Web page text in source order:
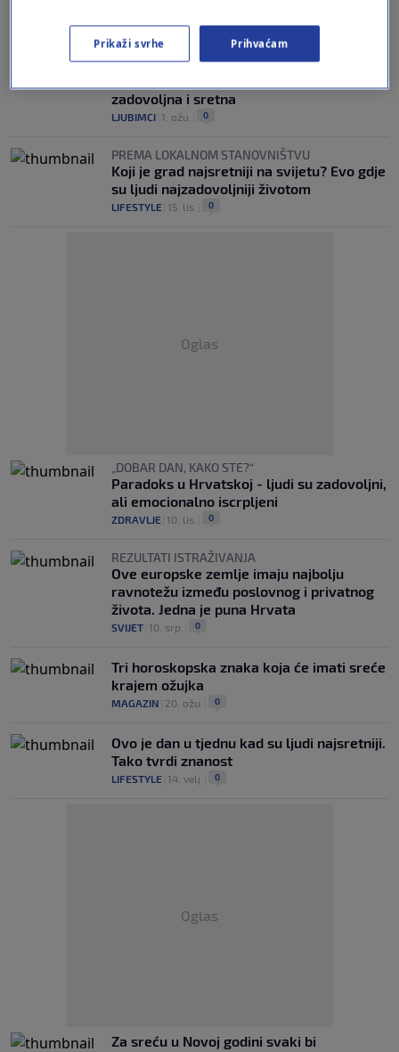
LIFESTYLE|4. svi. | 7
UOBIČAJENI ZNAKOVI
zadovoljna i sretna
LJUBIMCI 1. ožu. 0
PREMA LOKALNOM STANOVNIŠTVU
Koji je grad najsretniji na svijetu? Evo gdje
su ljudi najzadovoljniji životom
LIFESTYLE 15. lis. 0
Oglas
„DOBAR DAN, KAKO STE?“
Paradoks u Hrvatskoj - ljudi su zadovoljni,
ali emocionalno iscrpljeni
ZDRAVLJE 10. lis. 0
REZULTATI ISTRAŽIVANJA
Ove europske zemlje imaju najbolju
ravnotežu između poslovnog i privatnog
života. Jedna je puna Hrvata
SVIJET 10. srp. 0
Tri horoskopska znaka koja će imati sreće
krajem ožujka
MAGAZIN 20. ožu. 0
Ovo je dan u tjednu kad su ljudi najsretniji.
Tako tvrdi znanost
LIFESTYLE 14. velj. 0
Oglas
Za sreću u Novoj godini svaki bi
Prikaži svrhe Prihvaćam